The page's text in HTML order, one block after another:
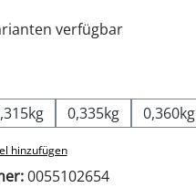
verfügbar
0,335kg 0,360kg
hinzufügen
0055102654